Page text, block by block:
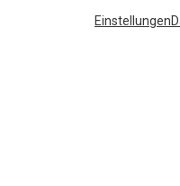
Einstellungen